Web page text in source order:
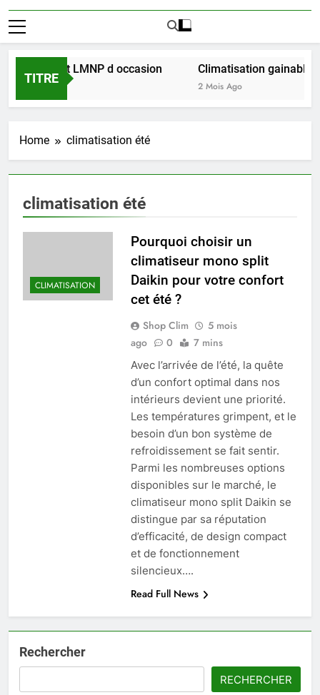
TITRE
l achat LMNP d occasion Climatisation gainable
2 Mois Ago
Home climatisation été
climatisation été
CLIMATISATION
Pourquoi choisir un
climatiseur mono split
Daikin pour votre confort
cet été ?
Shop Clim
5 mois
ago
0 7 mins
Avec l’arrivée de l’été, la quête
d’un confort optimal dans nos
intérieurs devient une priorité.
Les températures grimpent, et le
besoin d’un bon système de
refroidissement se fait sentir.
Parmi les nombreuses options
disponibles sur le marché, le
climatiseur mono split Daikin se
distingue par sa réputation
d’efficacité, de design compact
et de fonctionnement
silencieux….
Read Full News
Rechercher
RECHERCHER